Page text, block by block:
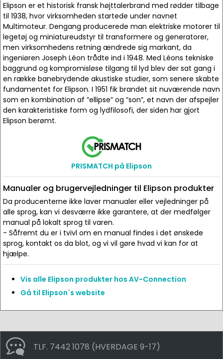
Elipson er et historisk fransk højttalerbrand med rødder tilbage
til 1938, hvor virksomheden startede under navnet
Multimoteur. Dengang producerede man elektriske motorer til
legetøj og miniatureudstyr til transformere og generatorer,
men virksomhedens retning ændrede sig markant, da
ingeniøren Joseph Léon trådte ind i 1948. Med Léons tekniske
baggrund og kompromisløse tilgang til lyd blev der sat gang i
en række banebrydende akustiske studier, som senere skabte
fundamentet for Elipson. I 1951 fik brandet sit nuværende navn
som en kombination af ”ellipse” og ”son”, et navn der afspejler
den karakteristiske form og lydfilosofi, der siden har gjort
Elipson berømt.
PRISMATCH på Elipson
Manualer og brugervejledninger til Elipson produkter
Da producenterne ikke laver manualer eller vejledninger på
alle sprog, kan vi desværre ikke garantere, at der medfølger
manual på lokalt sprog til varen.
- Såfremt du er i tvivl om en manual findes i det ønskede
sprog, kontakt os da blot, og vi vil gøre hvad vi kan for at
hjælpe.
Vis alle Elipson produkter hos AV-Connection
Gå til Elipson´s website
TLF. 7442 1078 (HVERDAGE 9-17)